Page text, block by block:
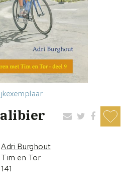
Adri Burghout
Tim en Tor
141